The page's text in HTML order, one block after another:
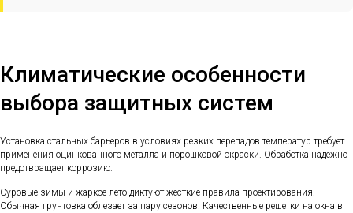
Климатические особенности
выбора защитных систем
Установка стальных барьеров в условиях резких перепадов температур требует
применения оцинкованного металла и порошковой окраски. Обработка надежно
предотвращает коррозию.
Суровые зимы и жаркое лето диктуют жесткие правила проектирования.
Обычная грунтовка облезает за пару сезонов. Качественные решетки на окна в